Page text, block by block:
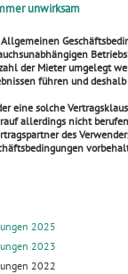
unwirksam
der Mieter umgelegt
führen und
eine solche
allerdings nicht
des
2025
2023
2022